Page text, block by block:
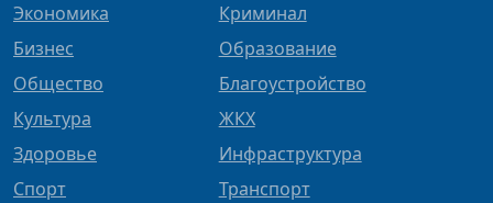
Экономика
Бизнес
Общество
Культура
Здоровье
Спорт
Криминал
Образование
Благоустройство
ЖКХ
Инфраструктура
Транспорт